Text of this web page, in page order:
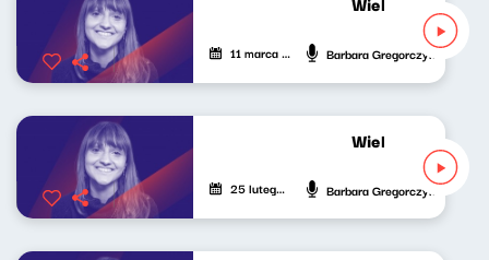
11 marca 2023 Barbara Gregorczyk
Wielki świat
25 lutego 2023 Barbara Gregorczyk